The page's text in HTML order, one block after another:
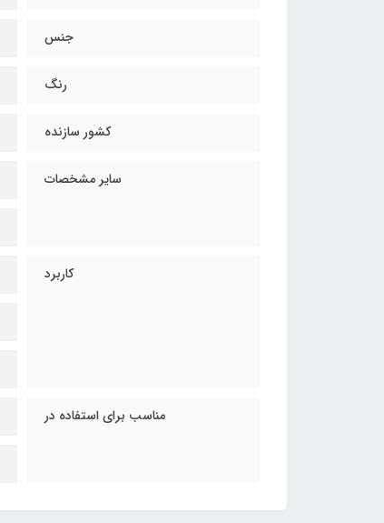
جنس
رنگ
کشور سازنده
سایر مشخصات
کاربرد
مناسب برای استفاده در